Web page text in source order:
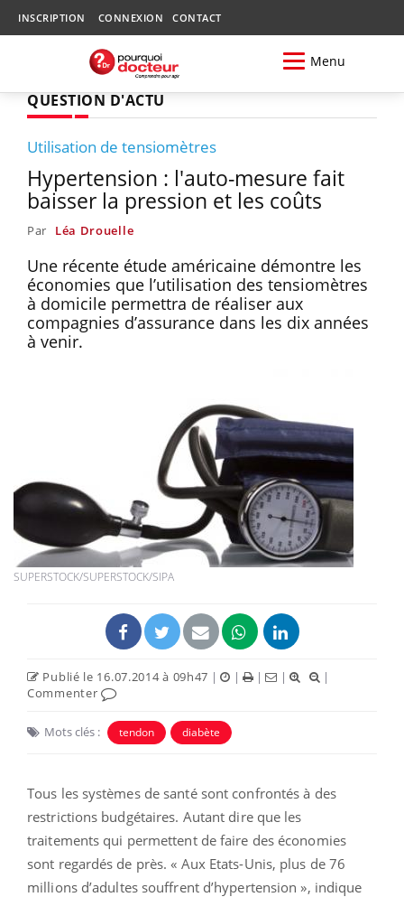
INSCRIPTION CONNEXION CONTACT
Menu
QUESTION D'ACTU
Utilisation de tensiomètres
Hypertension : l'auto-mesure fait
baisser la pression et les coûts
Par Léa Drouelle
Une récente étude américaine démontre les
économies que l’utilisation des tensiomètres
à domicile permettra de réaliser aux
compagnies d’assurance dans les dix années
à venir.
SUPERSTOCK/SUPERSTOCK/SIPA
Publié le 16.07.2014 à 09h47 | | | |
|
Commenter
Mots clés : tendon diabète
Tous les systèmes de santé sont confrontés à des
restrictions budgétaires. Autant dire que les
traitements qui permettent de faire des économies
sont regardés de près. « Aux Etats-Unis, plus de 76
millions d’adultes souffrent d’hypertension », indique